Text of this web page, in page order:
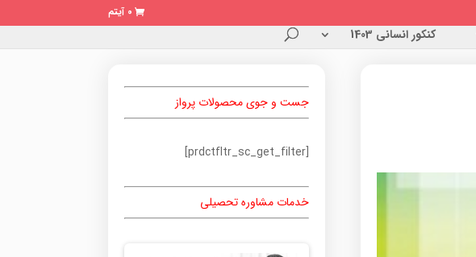
0 آیتم
کنکور انسانی 1403
جست و جوی محصولات پرواز
[prdctfltr_sc_get_filter]
خدمات مشاوره تحصیلی